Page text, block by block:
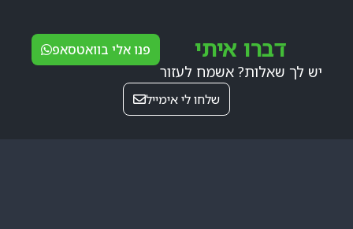
דברו איתי
יש לך שאלות? אשמח לעזור
פנו אלי בוואטסאפ
שלחו לי אימייל